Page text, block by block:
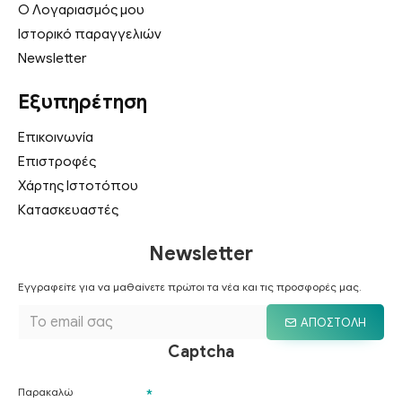
Ο Λογαριασμός μου
Ιστορικό παραγγελιών
Newsletter
Εξυπηρέτηση
Επικοινωνία
Επιστροφές
Χάρτης Ιστοτόπου
Κατασκευαστές
Newsletter
Εγγραφείτε για να μαθαίνετε πρώτοι τα νέα και τις προσφορές μας.
ΑΠΟΣΤΟΛΉ
Captcha
Παρακαλώ